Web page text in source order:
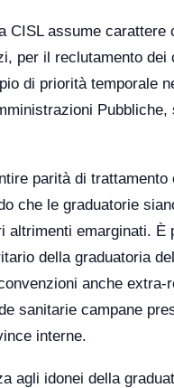
CISL assume carattere
per il reclutamento
di priorità temporale
parità di
che le graduatorie
altrimenti emarginati.
della graduatoria
anche extra-
sanitarie campane
interne.
agli idonei della